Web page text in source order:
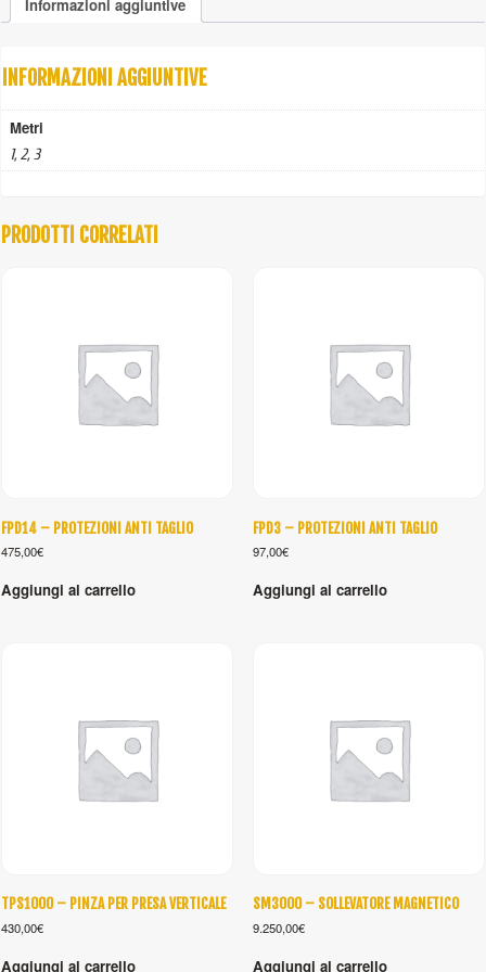
metri
quantità
Informazioni aggiuntive
INFORMAZIONI AGGIUNTIVE
Metri
1, 2, 3
PRODOTTI CORRELATI
FPD14 – PROTEZIONI ANTI TAGLIO
475,00€
Aggiungi al carrello
FPD3 – PROTEZIONI ANTI TAGLIO
97,00€
Aggiungi al carrello
TPS1000 – PINZA PER PRESA VERTICALE
430,00€
Aggiungi al carrello
SM3000 – SOLLEVATORE MAGNETICO
9.250,00€
Aggiungi al carrello